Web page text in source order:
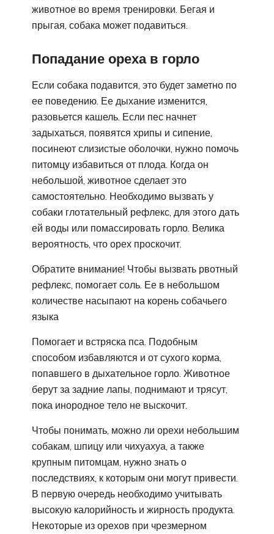
животное во время тренировки. Бегая и
прыгая, собака может подавиться.
Попадание ореха в горло
Если собака подавится, это будет заметно по
ее поведению. Ее дыхание изменится,
разовьется кашель. Если пес начнет
задыхаться, появятся хрипы и сипение,
посинеют слизистые оболочки, нужно помочь
питомцу избавиться от плода. Когда он
небольшой, животное сделает это
самостоятельно. Необходимо вызвать у
собаки глотательный рефлекс, для этого дать
ей воды или помассировать горло. Велика
вероятность, что орех проскочит.
Обратите внимание! Чтобы вызвать рвотный
рефлекс, помогает соль. Ее в небольшом
количестве насыпают на корень собачьего
языка
Помогает и встряска пса. Подобным
способом избавляются и от сухого корма,
попавшего в дыхательное горло. Животное
берут за задние лапы, поднимают и трясут,
пока инородное тело не выскочит.
Чтобы понимать, можно ли орехи небольшим
собакам, шпицу или чихуахуа, а также
крупным питомцам, нужно знать о
последствиях, к которым они могут привести.
В первую очередь необходимо учитывать
высокую калорийность и жирность продукта.
Некоторые из орехов при чрезмерном